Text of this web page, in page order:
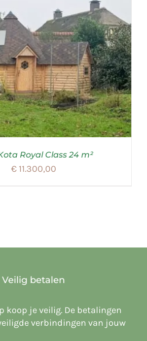
Royal Class 24 m²
€11.300,00
Veilig betalen
koop je veilig. De betalingen
verbindingen van jouw